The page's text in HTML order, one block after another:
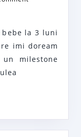
3
luni
bebe la 3 luni
imi doream
milestone